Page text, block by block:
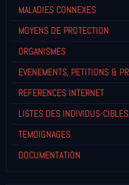
MALADIES CONNEXES
MOYENS DE PROTECTION
ORGANISMES
EVENEMENTS, PETITIONS &
REFERENCES INTERNET
LISTES DES INDIVIDUS-
TEMOIGNAGES
DOCUMENTATION